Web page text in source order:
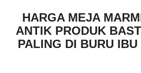
HARGA MEJA
ANTIK PRODUK
PALING DI BURU